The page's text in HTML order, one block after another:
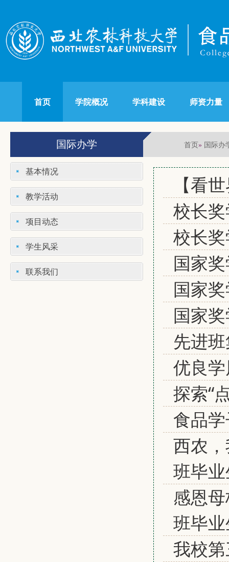
首页 学院概况 学科建设 师资力量
国际办学 首页» 国际办
基本情况
教学活动
项目动态
学生风采
联系我们
【看
校长
校长
国家
国家
国家
先进
优良
探索“
食品
西农
班毕
感恩
班毕
我校